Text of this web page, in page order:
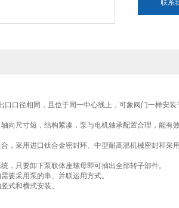
联系
口径相同，且位于同一中心线上，可象阀门一样安装
尺寸短，结构紧凑，泵与电机轴承配置合理，能有
采用进口钛合金密封环、中型耐高温机械密封和采
只要卸下泵联体座螺母即可抽出全部转子部件。
采用泵的串、并联运用方式。
式和横式安装。